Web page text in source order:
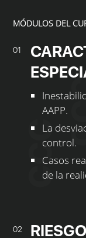
MÓDULOS DEL
01
AAPP.
La
control.
Casos
de la
02